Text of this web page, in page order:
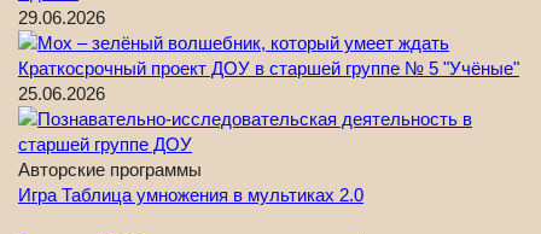
29.06.2026
Краткосрочный проект ДОУ в старшей группе № 5 "Учёные"
25.06.2026
Авторские программы
Игра Таблица умножения в мультиках 2.0